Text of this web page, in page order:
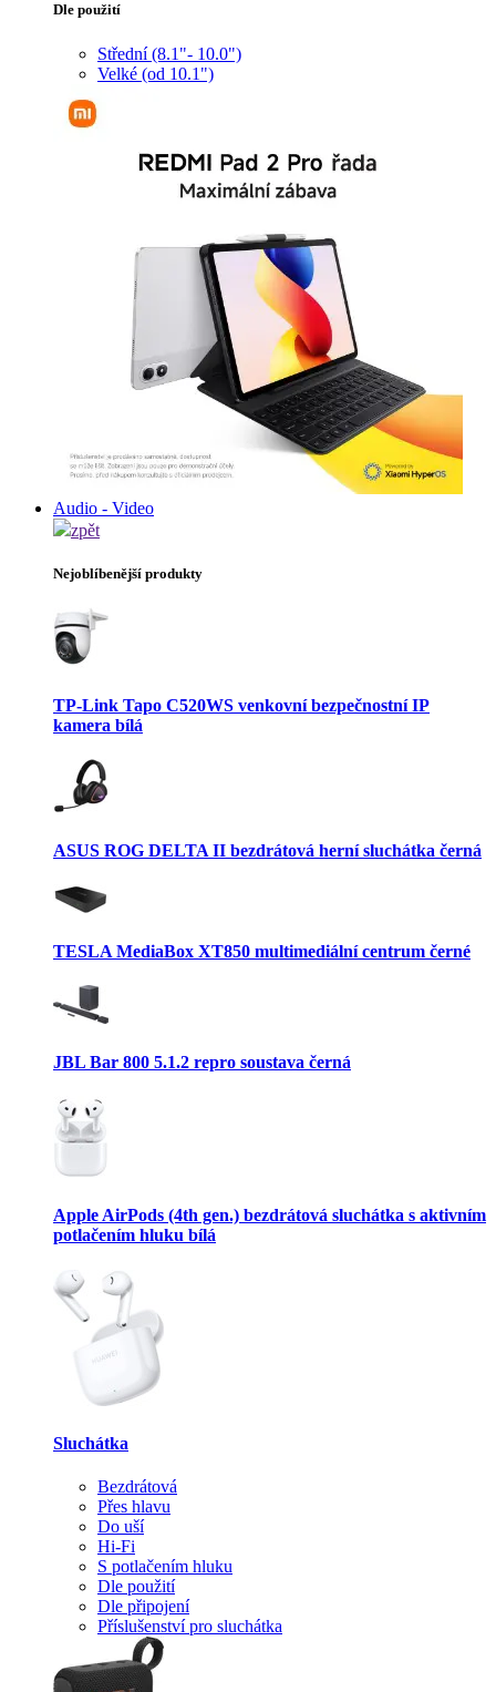
Dle použití
Střední (8.1"- 10.0")
Velké (od 10.1")
Audio - Video
zpět
Nejoblíbenější produkty
TP-Link Tapo C520WS venkovní bezpečnostní IP
kamera bílá
ASUS ROG DELTA II bezdrátová herní sluchátka černá
TESLA MediaBox XT850 multimediální centrum černé
JBL Bar 800 5.1.2 repro soustava černá
Apple AirPods (4th gen.) bezdrátová sluchátka s aktivním
potlačením hluku bílá
Sluchátka
Bezdrátová
Přes hlavu
Do uší
Hi-Fi
S potlačením hluku
Dle použití
Dle připojení
Příslušenství pro sluchátka